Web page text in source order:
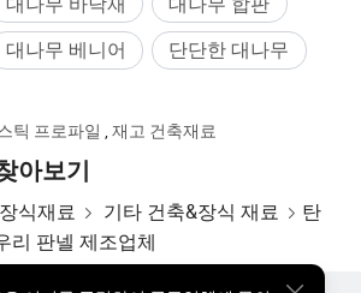
테스트 결과 테스트 표준
107N/mm2
87N/mm2 EN 408:2012
1,8700N/mm2 EN 408:2012
대나무 베니어 단단한 대나무
틱 프로파일 ,재고 건축재료
아보기
식재료 기타 건축&장식 재료
탄
리 판넬 제조업체